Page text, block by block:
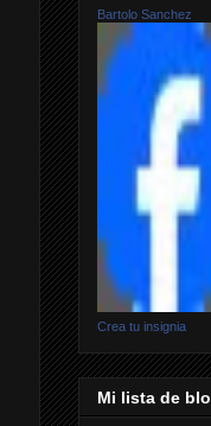
Bartolo Sanchez
Crea tu insignia
Mi lista de